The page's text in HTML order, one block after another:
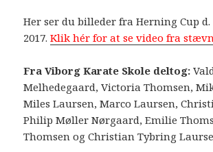
Her ser du billeder fra Herning Cup d.
2017.Klik hér for at se video fra
Fra Viborg Karate Skole deltog:
Melhedegaard, Victoria Thomsen,
Miles Laursen, Marco Laursen,
Philip Møller Nørgaard, Emilie
Thomsen og Christian Tybring